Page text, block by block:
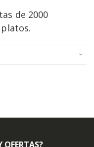
de 2000
OFERTAS?